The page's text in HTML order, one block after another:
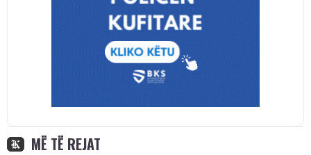
MË TË REJAT